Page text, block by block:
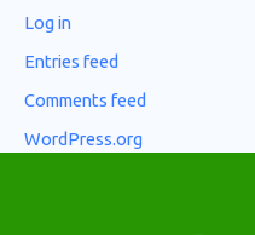
Log in
Entries feed
Comments feed
WordPress.org